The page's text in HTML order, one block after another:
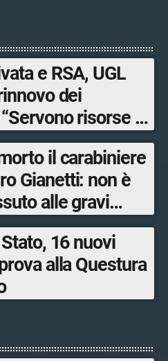
e RSA, UGL
dei
risorse e
il carabiniere
Gianetti: non è
alle gravi
16 nuovi
alla Questura